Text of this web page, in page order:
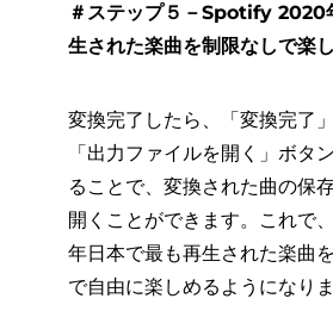
＃ステップ５－Spotify 2020
生された楽曲を制限なしで楽
変換完了したら、「変換完了
「出力ファイルを開く」ボタ
ることで、変換された曲の保
開くことができます。これで
年日本で最も再生された楽曲
で自由に楽しめるようになりま